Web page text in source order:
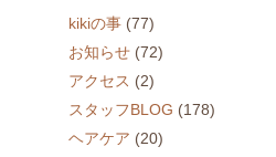
kikiの事 (77)
お知らせ (72)
アクセス (2)
スタッフBLOG (178)
ヘアケア (20)